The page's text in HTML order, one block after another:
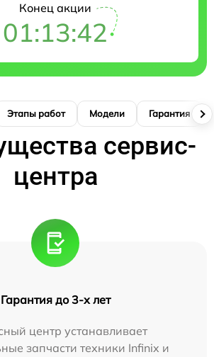
Конец акции
01:13:41
Этапы работ Модели Гарантия
сервис-
центра
Гарантия до 3-х лет
центр устанавливает
запчасти техники Infinix и